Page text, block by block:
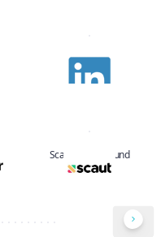
Linkedin
Scaut – background
screening